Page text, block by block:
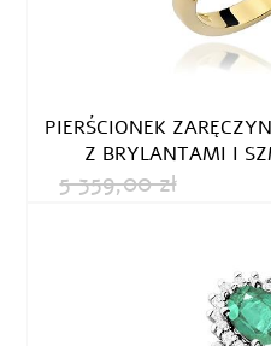
PIERŚCIONEK
Z BRYLANTAMI I
5 359,00 zł